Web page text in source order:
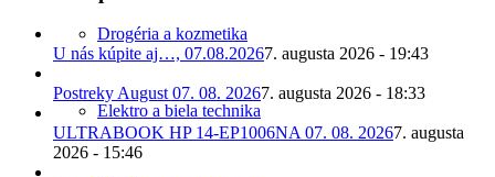
Drogéria a kozmetika
Elektro a biela technika
U nás kúpite aj…, 07.08.20267. augusta 2026 - 19:43
Postreky August 07. 08. 20267. augusta 2026 - 18:33
ULTRABOOK HP 14-EP1006NA 07. 08. 20267. augusta
2026 - 15:46